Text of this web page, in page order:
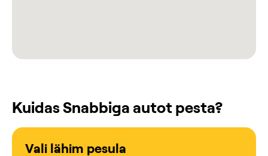
Kuidas Snabbiga autot pesta?
Vali lähim pesula